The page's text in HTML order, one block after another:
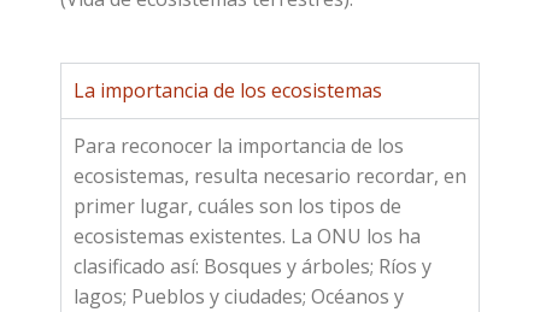
La importancia de los ecosistemas
Para reconocer la importancia de los
ecosistemas, resulta necesario recordar, en
primer lugar, cuáles son los tipos de
ecosistemas existentes. La ONU los ha
clasificado así: Bosques y árboles; Ríos y
lagos; Pueblos y ciudades; Océanos y